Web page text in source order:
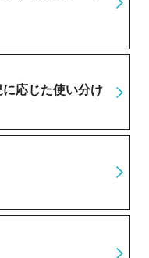
応じた使い分け